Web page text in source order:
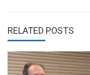
RELATED POSTS